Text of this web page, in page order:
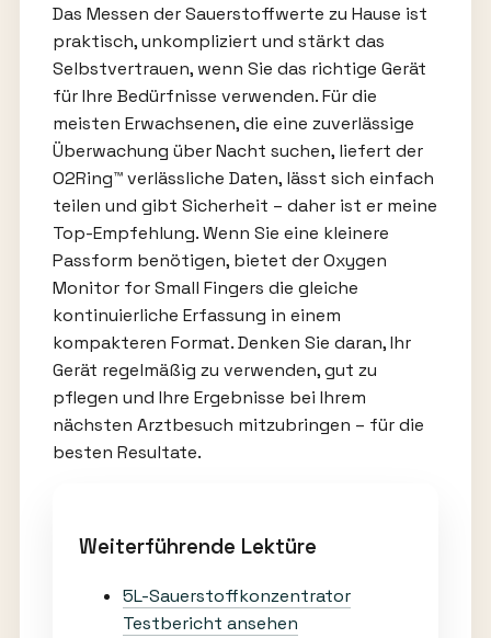
Das Messen der Sauerstoffwerte zu Hause ist
praktisch, unkompliziert und stärkt das
Selbstvertrauen, wenn Sie das richtige Gerät
für Ihre Bedürfnisse verwenden. Für die
meisten Erwachsenen, die eine zuverlässige
Überwachung über Nacht suchen, liefert der
O2Ring™ verlässliche Daten, lässt sich einfach
teilen und gibt Sicherheit – daher ist er meine
Top-Empfehlung. Wenn Sie eine kleinere
Passform benötigen, bietet der Oxygen
Monitor for Small Fingers die gleiche
kontinuierliche Erfassung in einem
kompakteren Format. Denken Sie daran, Ihr
Gerät regelmäßig zu verwenden, gut zu
pflegen und Ihre Ergebnisse bei Ihrem
nächsten Arztbesuch mitzubringen – für die
besten Resultate.
Weiterführende Lektüre
5L-Sauerstoffkonzentrator
Testbericht ansehen